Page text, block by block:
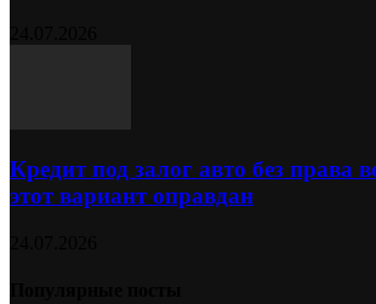
Кредит под залог авто без права
этот вариант оправдан